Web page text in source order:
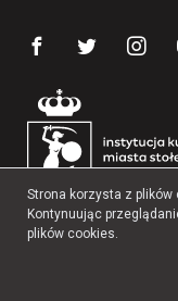
Copyright
Strona korzysta z plików
Kontynuując
plików cookies.